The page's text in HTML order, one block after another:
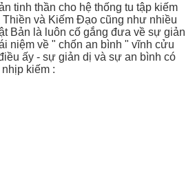
tinh thần cho hệ thống tu tập kiếm
và Kiếm Đạo cũng như nhiều
Bản là luôn cố gắng đưa về sự giản
niệm về " chốn an bình " vĩnh cửu
ấy - sự giản dị và sự an bình có
kiếm :